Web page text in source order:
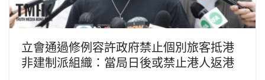
立會通過修例容許政府禁止個別旅客抵港
非建制派組織：當局日後或禁止港人返港